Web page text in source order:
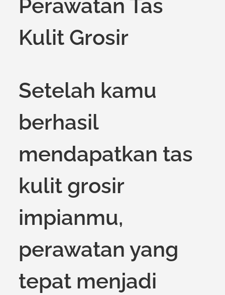
Perawatan Tas
Kulit Grosir
Setelah kamu
berhasil
mendapatkan tas
kulit grosir
impianmu,
perawatan yang
tepat menjadi